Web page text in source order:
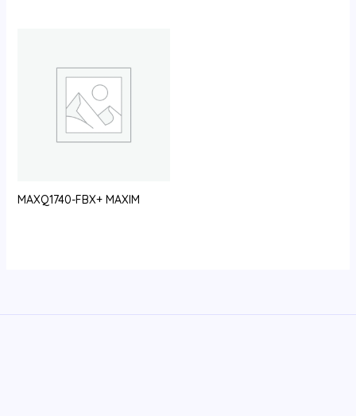
MAXQ1740-FBX+ MAXIM